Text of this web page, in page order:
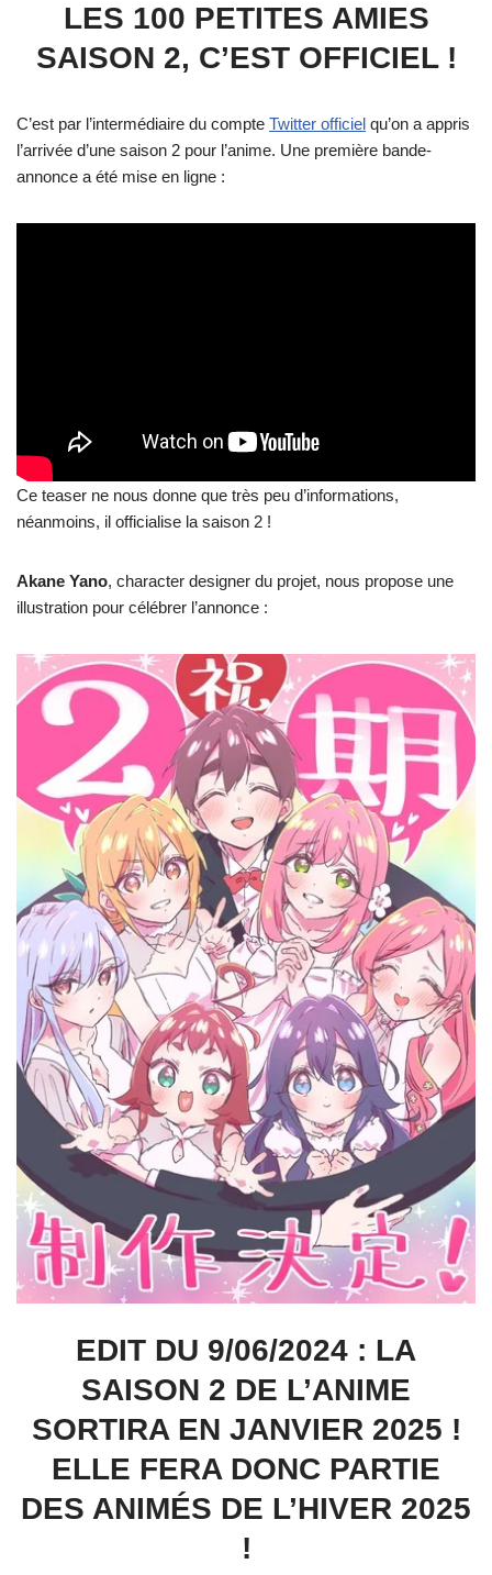
LES 100 PETITES AMIES
SAISON 2, C’EST OFFICIEL !
C’est par l’intermédiaire du compte Twitter officiel qu’on a appris
l’arrivée d’une saison 2 pour l’anime. Une première bande-
annonce a été mise en ligne :
Ce teaser ne nous donne que très peu d’informations,
néanmoins, il officialise la saison 2 !
Akane Yano, character designer du projet, nous propose une
illustration pour célébrer l’annonce :
EDIT DU 9/06/2024 : LA
SAISON 2 DE L’ANIME
SORTIRA EN JANVIER 2025 !
ELLE FERA DONC PARTIE
DES ANIMÉS DE L’HIVER 2025
!